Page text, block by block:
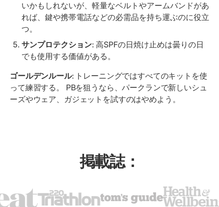
いかもしれないが、軽量なベルトやアームバンドがあ
れば、鍵や携帯電話などの必需品を持ち運ぶのに役立
つ。
サンプロテクション: 高SPFの日焼け止めは曇りの日
でも使用する価値がある。
ゴールデンルール: トレーニングではすべてのキットを使
って練習する。 PBを狙うなら、パークランで新しいシュ
ーズやウェア、ガジェットを試すのはやめよう。
掲載誌：